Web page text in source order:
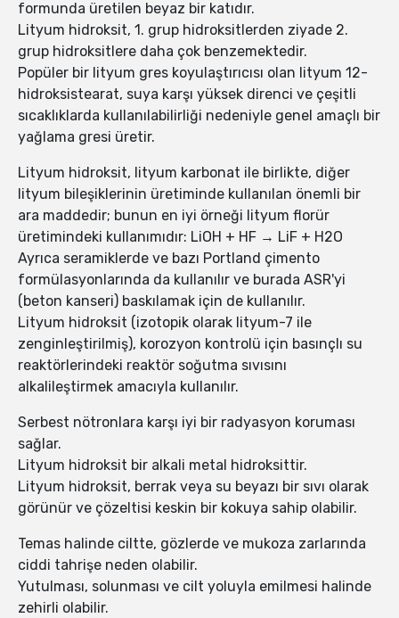
formunda üretilen beyaz bir katıdır.
Lityum hidroksit, 1. grup hidroksitlerden ziyade 2.
grup hidroksitlere daha çok benzemektedir.
Popüler bir lityum gres koyulaştırıcısı olan lityum 12-
hidroksistearat, suya karşı yüksek direnci ve çeşitli
sıcaklıklarda kullanılabilirliği nedeniyle genel amaçlı bir
yağlama gresi üretir.
Lityum hidroksit, lityum karbonat ile birlikte, diğer
lityum bileşiklerinin üretiminde kullanılan önemli bir
ara maddedir; bunun en iyi örneği lityum florür
üretimindeki kullanımıdır: LiOH + HF → LiF + H2O
Ayrıca seramiklerde ve bazı Portland çimento
formülasyonlarında da kullanılır ve burada ASR'yi
(beton kanseri) baskılamak için de kullanılır.
Lityum hidroksit (izotopik olarak lityum-7 ile
zenginleştirilmiş), korozyon kontrolü için basınçlı su
reaktörlerindeki reaktör soğutma sıvısını
alkalileştirmek amacıyla kullanılır.
Serbest nötronlara karşı iyi bir radyasyon koruması
sağlar.
Lityum hidroksit bir alkali metal hidroksittir.
Lityum hidroksit, berrak veya su beyazı bir sıvı olarak
görünür ve çözeltisi keskin bir kokuya sahip olabilir.
Temas halinde ciltte, gözlerde ve mukoza zarlarında
ciddi tahrişe neden olabilir.
Yutulması, solunması ve cilt yoluyla emilmesi halinde
zehirli olabilir.